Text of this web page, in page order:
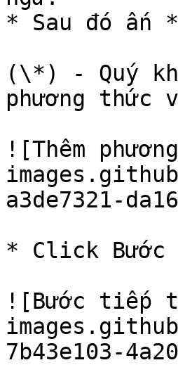
* Sau đó ấn
(\*) - Quý
phương thức
![Thêm
a3de7321-
* Click Bước
![Bước tiếp
7b43e103-